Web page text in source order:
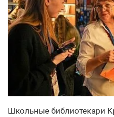
Школьные библиотекари